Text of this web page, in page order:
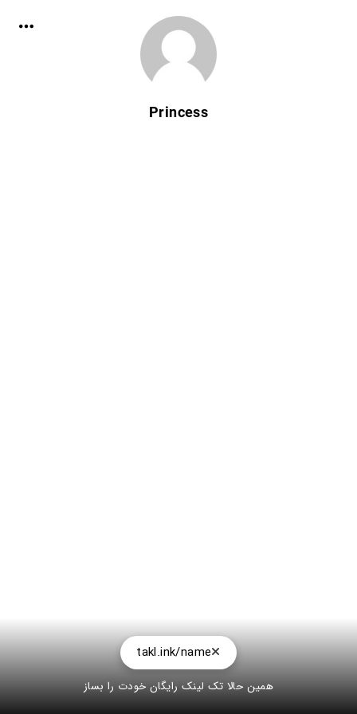
Princess
takl.ink/name
همین حالا تک لینک رایگان خودت را بساز